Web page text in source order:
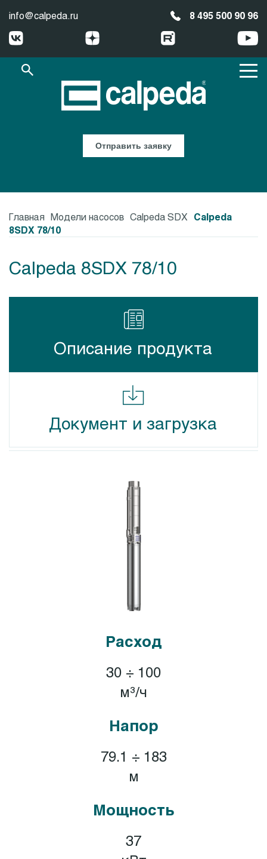
info@calpeda.ru 8 495 500 90 96
Отправить заявку
Главная Модели насосов Calpeda SDX
Calpeda
8SDX 78/10
Calpeda 8SDX 78/10
Описание продукта
Документ и загрузка
Расход
30 ÷ 100
м³/ч
Напор
79.1 ÷ 183
м
Мощность
37